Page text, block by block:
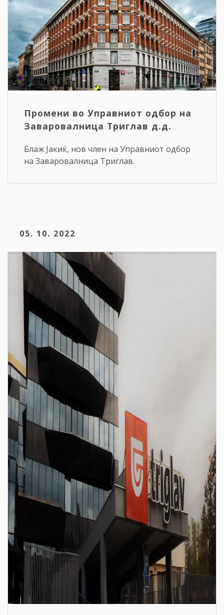
Промени во Управниот одбор на
Заваровалница Триглав д.д.
Блаж Јакиќ, нов член на Управниот одбор
на Заваровалница Триглав.
05. 10. 2022